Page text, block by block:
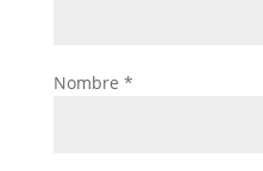
Nombre *